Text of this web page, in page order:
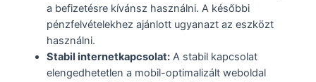
a befizetésre kívánsz használni. A későbbi
pénzfelvételekhez ajánlott ugyanazt az eszközt
használni.
Stabil internetkapcsolat: A stabil kapcsolat
elengedhetetlen a mobil-optimalizált weboldal